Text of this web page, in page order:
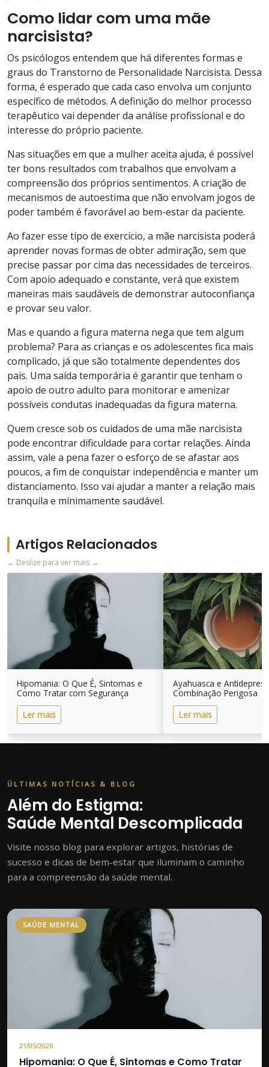
Como lidar com uma mãe
narcisista?
Os psicólogos entendem que há diferentes formas e
graus do Transtorno de Personalidade Narcisista. Dessa
forma, é esperado que cada caso envolva um conjunto
específico de métodos. A definição do melhor processo
terapêutico vai depender da análise profissional e do
interesse do próprio paciente.
Nas situações em que a mulher aceita ajuda, é possível
ter bons resultados com trabalhos que envolvam a
compreensão dos próprios sentimentos. A criação de
mecanismos de autoestima que não envolvam jogos de
poder também é favorável ao bem-estar da paciente.
Ao fazer esse tipo de exercício, a mãe narcisista poderá
aprender novas formas de obter admiração, sem que
precise passar por cima das necessidades de terceiros.
Com apoio adequado e constante, verá que existem
maneiras mais saudáveis de demonstrar autoconfiança
e provar seu valor.
Mas e quando a figura materna nega que tem algum
problema? Para as crianças e os adolescentes fica mais
complicado, já que são totalmente dependentes dos
pais. Uma saída temporária é garantir que tenham o
apoio de outro adulto para monitorar e amenizar
possíveis condutas inadequadas da figura materna.
Quem cresce sob os cuidados de uma mãe narcisista
pode encontrar dificuldade para cortar relações. Ainda
assim, vale a pena fazer o esforço de se afastar aos
poucos, a fim de conquistar independência e manter um
distanciamento. Isso vai ajudar a manter a relação mais
tranquila e minimamente saudável.
Artigos Relacionados
← Deslize para ver mais →
Hipomania: O Que É, Sintomas e
Como Tratar com Segurança
Ler mais
Ayahuasca e
Combinação Perigosa
Ler mais
ÚLTIMAS NOTÍCIAS & BLOG
Além do Estigma:
Saúde Mental Descomplicada
Visite nosso blog para explorar artigos, histórias de
sucesso e dicas de bem-estar que iluminam o caminho
para a compreensão da saúde mental.
SAÚDE MENTAL
21/05/2026
Hipomania: O Que É, Sintomas e Como Tratar